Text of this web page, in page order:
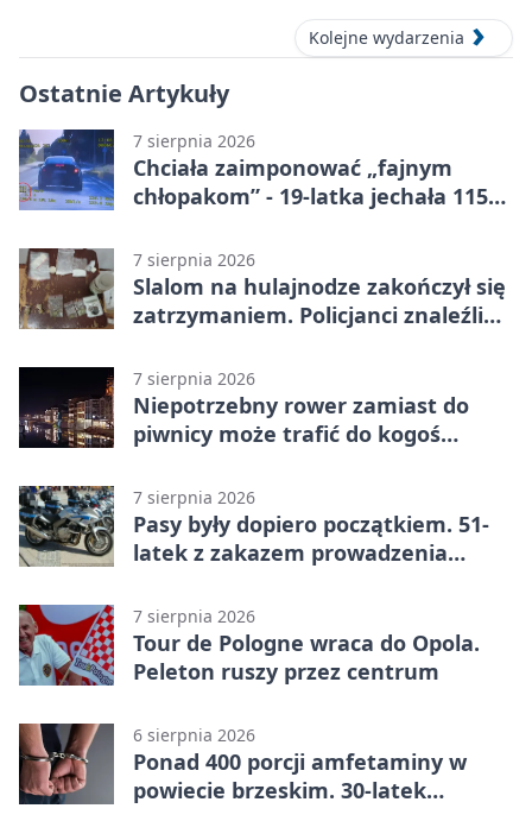
Kolejne wydarzenia
Ostatnie Artykuły
7 sierpnia 2026
Chciała zaimponować „fajnym
chłopakom” - 19-latka jechała 115
7 sierpnia 2026
Slalom na hulajnodze zakończył się
zatrzymaniem. Policjanci znaleźli
7 sierpnia 2026
Niepotrzebny rower zamiast do
piwnicy może trafić do kogoś
7 sierpnia 2026
Pasy były dopiero początkiem. 51-
latek z zakazem prowadzenia
7 sierpnia 2026
Tour de Pologne wraca do Opola.
Peleton ruszy przez centrum
6 sierpnia 2026
Ponad 400 porcji amfetaminy w
powiecie brzeskim. 30-latek